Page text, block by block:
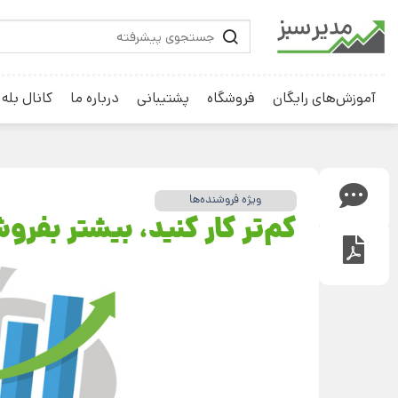
آموزش‌های رایگان فروشگاه پشتیبانی درباره ما کانال بله
ویژه فروشنده‌ها
کم‌تر کار کنید، بیشتر